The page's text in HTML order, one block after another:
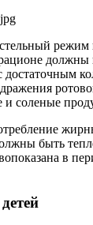
режим
должны
достаточным
и соленые
быть
в